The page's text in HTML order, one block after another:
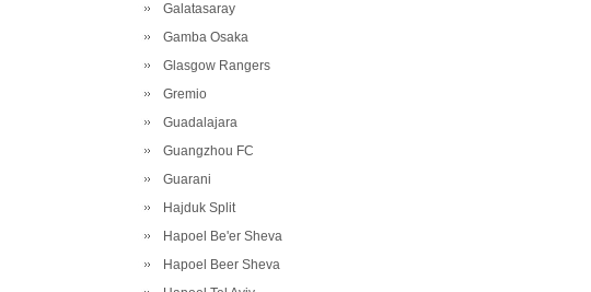
Galatasaray
Gamba Osaka
Glasgow Rangers
Gremio
Guadalajara
Guangzhou FC
Guarani
Hajduk Split
Hapoel Be'er Sheva
Hapoel Beer Sheva